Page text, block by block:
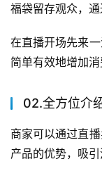
福袋留存观众，通
在直播开场先来
简单有效地增加消
02.全方位介
商家可以通过直
产品的优势，吸引